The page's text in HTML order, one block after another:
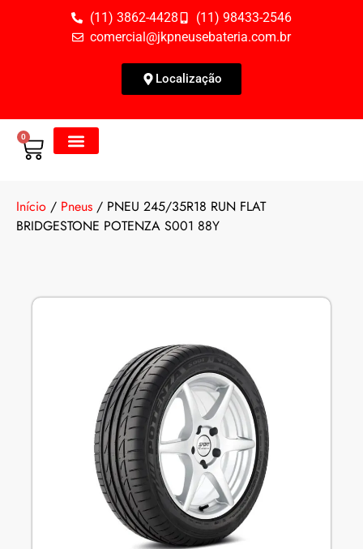
(11) 3862-4428
(11) 98433-2546
comercial@jkpneusebateria.com.br
Localização
0
Início / Pneus / PNEU 245/35R18 RUN FLAT
BRIDGESTONE POTENZA S001 88Y